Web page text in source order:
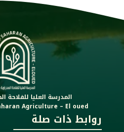
المدرسة العليا للفلاحة
Agriculture – El oued
روابط ذات صلة